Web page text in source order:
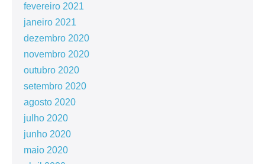
fevereiro 2021
janeiro 2021
dezembro 2020
novembro 2020
outubro 2020
setembro 2020
agosto 2020
julho 2020
junho 2020
maio 2020